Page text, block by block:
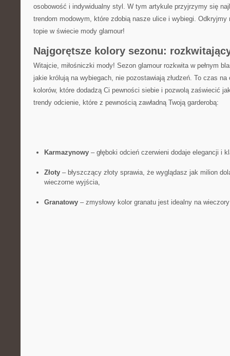
osobowość i indywidualny styl. W tym artykule przyjrzymy się
trendom modowym, które zdobią⁣ nasze ulice i wybiegi.
topie w świecie‍ mody glamour!
Najgorętsze kolory sezonu:
Witajcie, miłośniczki⁤ mody! Sezon ​glamour rozkwita ​w pełnym
jakie królują na wybiegach, nie pozostawiają złudzeń. To czas na
kolorów, które dodadzą Ci pewności siebie i⁤ pozwolą zaświecić
trendy odcienie, które z pewnością zawładną Twoją garderobą:
Karmazynowy– głęboki odcień czerwieni dodaje elegancji i
Złoty– błyszczący złoty sprawia, że wyglądasz jak milion⁢
‍wieczorne wyjścia,
Granatowy– zmysłowy kolor granatu jest idealny ‌na